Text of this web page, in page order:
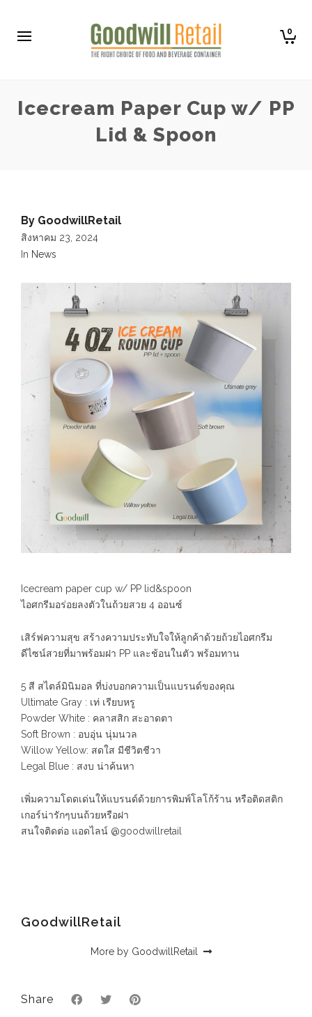
0
Icecream Paper Cup w/ PP
Lid & Spoon
By GoodwillRetail
สิงหาคม 23, 2024
In News
Icecream paper cup w/ PP lid&spoon
ไอศกรีมอร่อยลงตัวในถ้วยสวย 4 ออนซ์
เสิร์ฟความสุข สร้างความประทับใจให้ลูกค้าด้วยถ้วยไอศกรีม
ดีไซน์สวยที่มาพร้อมฝา PP และช้อนในตัว พร้อมทาน
5 สี สไตล์มินิมอล ที่บ่งบอกความเป็นแบรนด์ของคุณ
Ultimate Gray : เท่ เรียบหรู
Powder White : คลาสสิก สะอาดตา
Soft Brown : อบอุ่น นุ่มนวล
Willow Yellow: สดใส มีชีวิตชีวา
Legal Blue : สงบ น่าค้นหา
เพิ่มความโดดเด่นให้แบรนด์ด้วยการพิมพ์โลโก้ร้าน หรือติดสติก
เกอร์น่ารักๆบนถ้วยหรือฝา
สนใจติดต่อ แอดไลน์ @goodwillretail
GoodwillRetail
More by GoodwillRetail
Share